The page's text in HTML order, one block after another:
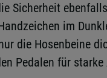
Sicherheit
im
die Hosenbeine
Pedalen für